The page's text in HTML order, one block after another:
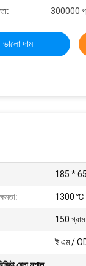
300000
ভালো দাম
185 * 65
1300 ℃
150 গ্রাম
ই এম /